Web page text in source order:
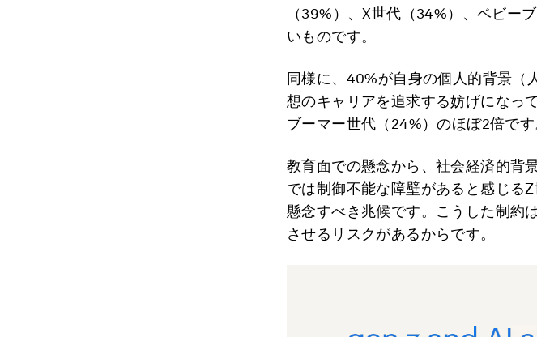
（39%）、X世代（34%）、ベビー
いものです。
同様に、40%が自身の個人的背景（
想のキャリアを追求する妨げになっ
ブーマー世代（24%）のほぼ2倍です
教育面での懸念から、社会経済的背
では制御不能な障壁があると感じる
懸念すべき兆候です。こうした制約
させるリスクがあるからです。